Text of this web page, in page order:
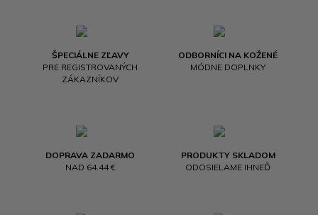
ŠPECIÁLNE ZĽAVY
PRE REGISTROVANÝCH
ZÁKAZNÍKOV
ODBORNÍCI NA KOŽENÉ
MÓDNE DOPLNKY
DOPRAVA ZADARMO
NAD 64.44 €
PRODUKTY SKLADOM
ODOSIELAME IHNEĎ